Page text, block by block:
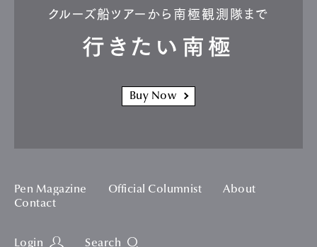
クルーズ船ツアーから南極観測隊まで
行きたい南極
Buy Now
Pen Magazine Official Columnist
About
Contact
Login Search